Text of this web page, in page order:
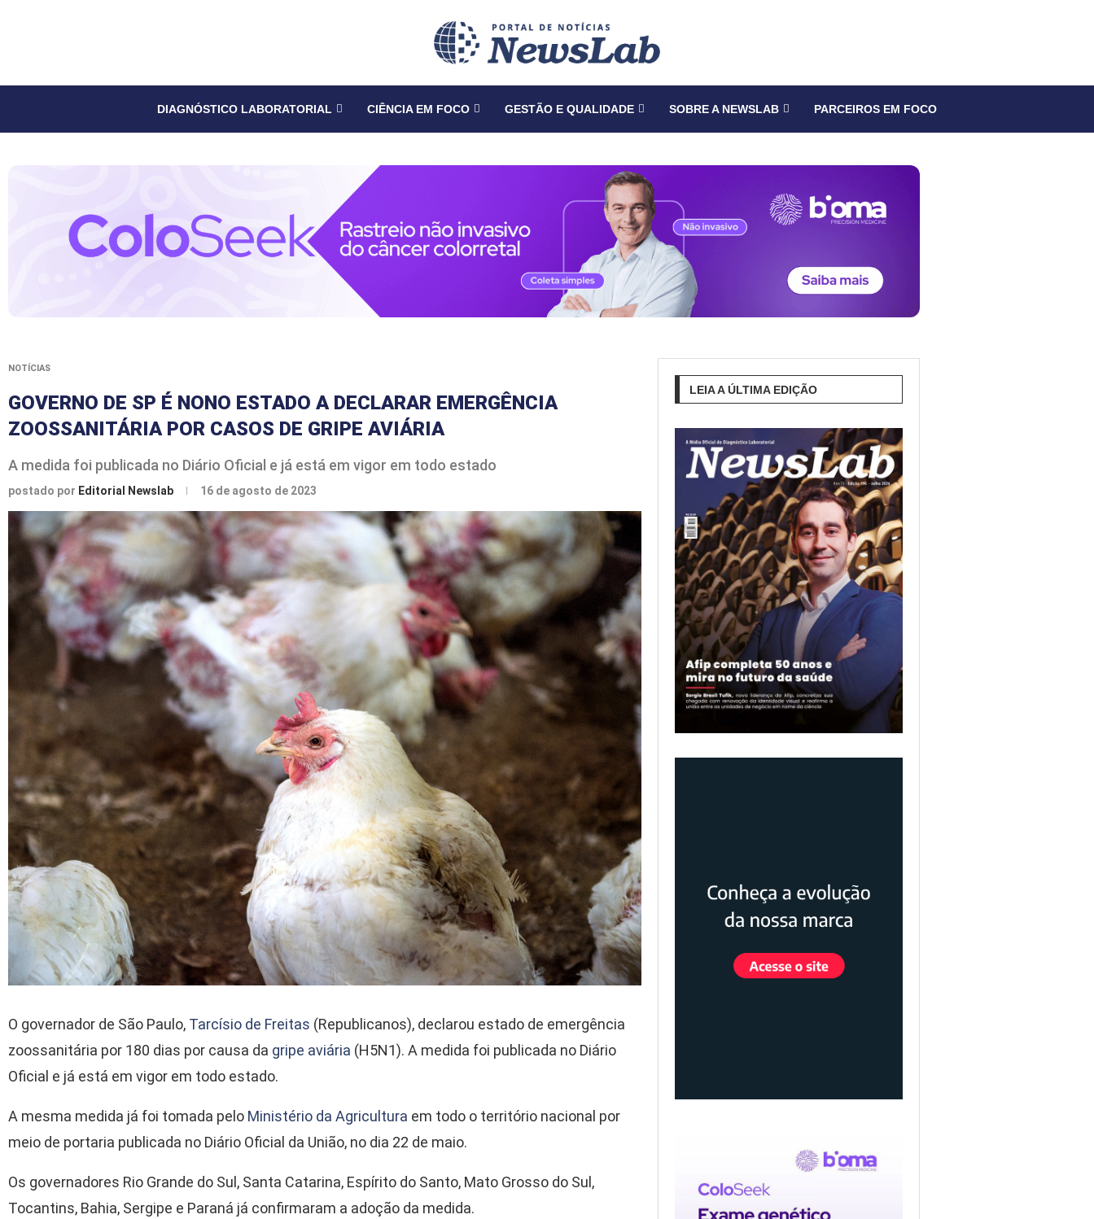
DIAGNÓSTICO LABORATORIAL CIÊNCIA EM FOCO GESTÃO E QUALIDADE SOBRE A NEWSLAB PARCEIROS EM FOCO
NOTÍCIAS
GOVERNO DE SP É NONO ESTADO A DECLARAR EMERGÊNCIA
ZOOSSANITÁRIA POR CASOS DE GRIPE AVIÁRIA
A medida foi publicada no Diário Oficial e já está em vigor em todo estado
postado por Editorial Newslab 16 de agosto de 2023
O governador de São Paulo, Tarcísio de Freitas (Republicanos), declarou estado de emergência
zoossanitária por 180 dias por causa da gripe aviária (H5N1). A medida foi publicada no Diário
Oficial e já está em vigor em todo estado.
A mesma medida já foi tomada pelo Ministério da Agricultura em todo o território nacional por
meio de portaria publicada no Diário Oficial da União, no dia 22 de maio.
Os governadores Rio Grande do Sul, Santa Catarina, Espírito do Santo, Mato Grosso do Sul,
Tocantins, Bahia, Sergipe e Paraná já confirmaram a adoção da medida.
LEIA A ÚLTIMA EDIÇÃO